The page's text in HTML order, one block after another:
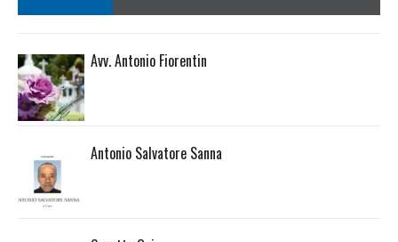
Avv. Antonio Fiorentin
Antonio Salvatore Sanna